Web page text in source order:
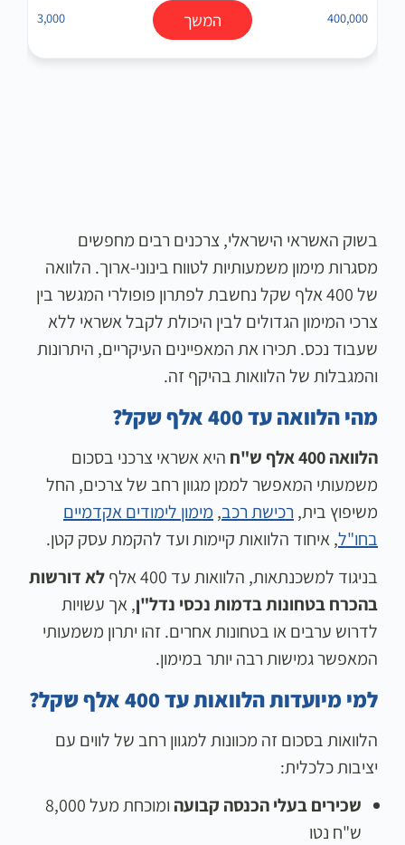
3,000 400,000 המשך
בשוק האשראי הישראלי, צרכנים רבים מחפשים
מסגרות מימון משמעותיות לטווח בינוני-ארוך. הלוואה
של 400 אלף שקל נחשבת לפתרון פופולרי המגשר בין
צרכי המימון הגדולים לבין היכולת לקבל אשראי ללא
שעבוד נכס. תכירו את המאפיינים העיקריים, היתרונות
והמגבלות של הלוואות בהיקף זה.
מהי הלוואה עד 400 אלף שקל?
הלוואה 400 אלף ש"ח
היא אשראי צרכני בסכום
משמעותי המאפשר לממן מגוון רחב של צרכים, החל
משיפוץ בית, רכישת רכב, מימון לימודים אקדמיים
בחו"ל, איחוד הלוואות קיימות ועד להקמת עסק קטן.
בניגוד למשכנתאות, הלוואות עד 400 אלף
לא דורשות
בהכרח בטחונות בדמות נכסי נדל"ן, אך עשויות
לדרוש ערבים או בטחונות אחרים. זהו יתרון משמעותי
המאפשר גמישות רבה יותר במימון.
למי מיועדות הלוואות עד 400 אלף שקל?
הלוואות בסכום זה מכוונות למגוון רחב של לווים עם
יציבות כלכלית:
שכירים בעלי הכנסה קבועה
ומוכחת מעל 8,000
ש"ח נטו